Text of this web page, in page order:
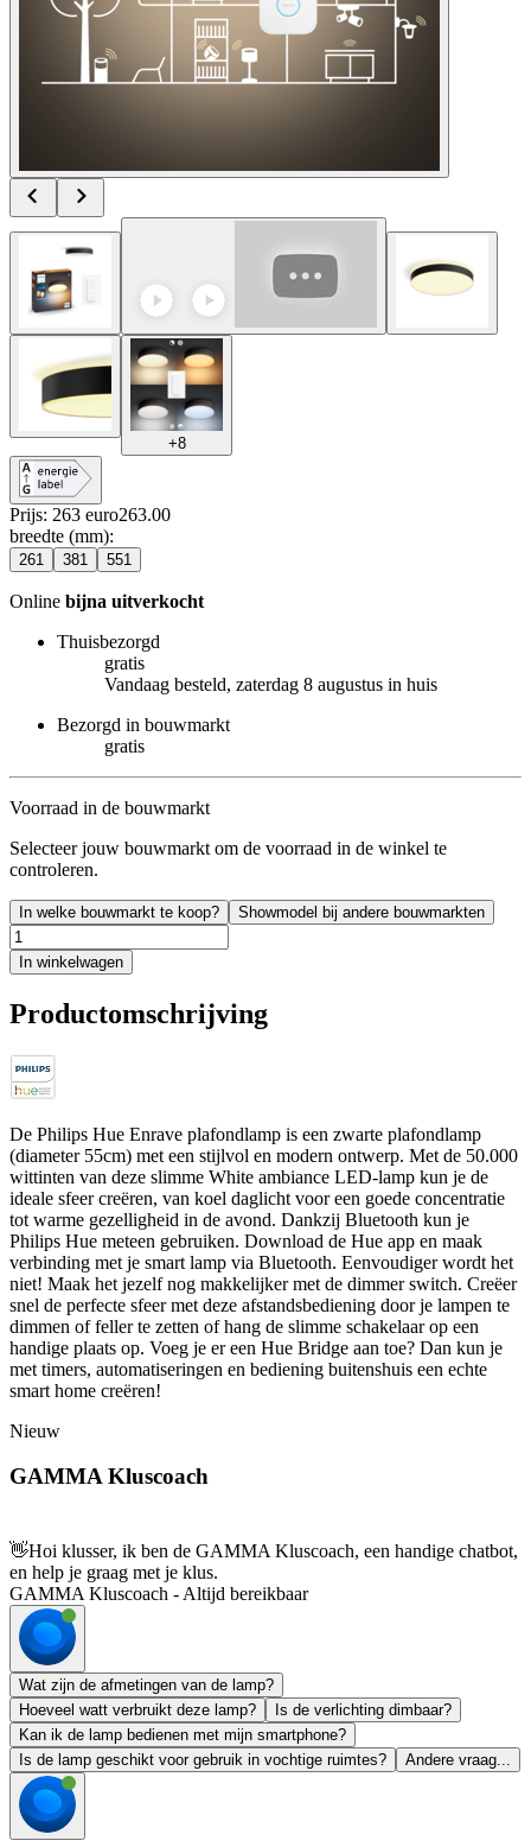
+8
Prijs: 263 euro263.00
breedte (mm):
261 381 551
Online bijna uitverkocht
Thuisbezorgd
gratis
Vandaag besteld, zaterdag 8 augustus in huis
Bezorgd in bouwmarkt
gratis
Voorraad in de bouwmarkt
Selecteer jouw bouwmarkt om de voorraad in de winkel te
controleren.
In welke bouwmarkt te koop? Showmodel bij andere bouwmarkten
In winkelwagen
Productomschrijving
De Philips Hue Enrave plafondlamp is een zwarte plafondlamp
(diameter 55cm) met een stijlvol en modern ontwerp. Met de 50.000
wittinten van deze slimme White ambiance LED-lamp kun je de
ideale sfeer creëren, van koel daglicht voor een goede concentratie
tot warme gezelligheid in de avond. Dankzij Bluetooth kun je
Philips Hue meteen gebruiken. Download de Hue app en maak
verbinding met je smart lamp via Bluetooth. Eenvoudiger wordt het
niet! Maak het jezelf nog makkelijker met de dimmer switch. Creëer
snel de perfecte sfeer met deze afstandsbediening door je lampen te
dimmen of feller te zetten of hang de slimme schakelaar op een
handige plaats op. Voeg je er een Hue Bridge aan toe? Dan kun je
met timers, automatiseringen en bediening buitenshuis een echte
smart home creëren!
Nieuw
GAMMA Kluscoach
👋Hoi klusser, ik ben de GAMMA Kluscoach, een handige chatbot,
en help je graag met je klus.
GAMMA Kluscoach - Altijd bereikbaar
Wat zijn de afmetingen van de lamp?
Hoeveel watt verbruikt deze lamp?
Is de verlichting dimbaar?
Kan ik de lamp bedienen met mijn smartphone?
Is de lamp geschikt voor gebruik in vochtige ruimtes?
Andere vraag...